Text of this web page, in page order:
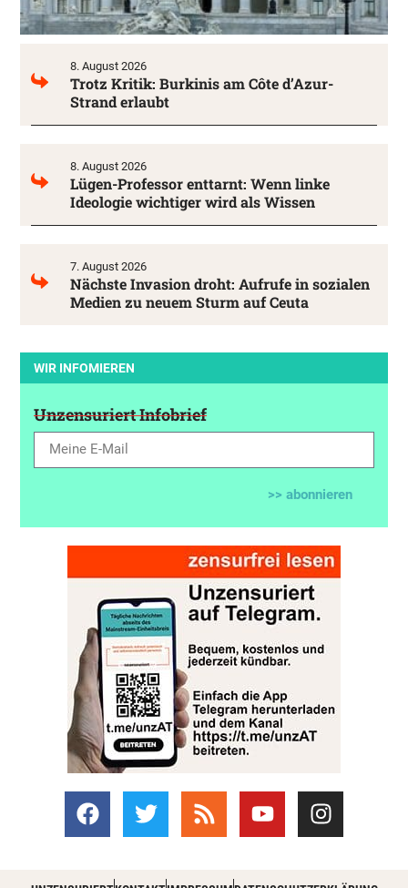
8. August 2026
Trotz Kritik: Burkinis am Côte d’Azur-
Strand erlaubt
8. August 2026
Lügen-Professor enttarnt: Wenn linke
Ideologie wichtiger wird als Wissen
7. August 2026
Nächste Invasion droht: Aufrufe in sozialen
Medien zu neuem Sturm auf Ceuta
WIR INFOMIEREN
Unzensuriert Infobrief
>> abonnieren